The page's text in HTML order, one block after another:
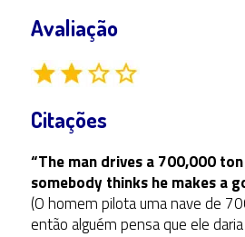
Avaliação
Citações
“The man drives a 700,000
somebody thinks he makes a
(O homem pilota uma nave de
então alguém pensa que ele